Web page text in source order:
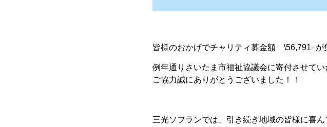
皆様のおかげでチャリティ募金額 \56,791- が
例年通りさいたま市福祉協議会に寄付させてい
ご協力誠にありがとうございました！！
三光ソフランでは、引き続き地域の皆様に喜